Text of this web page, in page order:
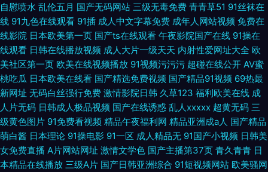
自慰喷水 乱伦五月 国产无码网站 三级无毒免费 青青草51 91丝袜在
线 91九色在线观看 91插 成人中文字幕免费 成年人网站视频 免费在
线影院 日本欧美第一页 国产ts在线观看 午夜影院国产在线 91操在
线观看 日韩在线播放视频 成人大片一级天天 内射性爱网址大全 欧
美社区第一页 欧美在线视频播放 91视频污污污 超碰在线公开 AV蜜
桃吃瓜 日本欧美在线看 国产精选免费视频 国产精品91视频 69热最
新网址 无码白丝强行免费 激情影院日韩 久草123 福利欧美在线 成
人片无码 日韩成人极品视频 国产在线诱惑 乱人xxxxx 超黄无码 三
级黄色图片 91免费看视频 精品午夜福利网 精品亚洲成a人 国产精品
萌白酱 日本理论 91操电影 91一区 成人精品无 91国产小视频 日韩美
女免费直播 A片网站网址 激情文学色 国产主播第37页 青久青青 日
本精品在线播放 三级A片 国产日韩亚洲综合 91短视频网站 欧美骚网